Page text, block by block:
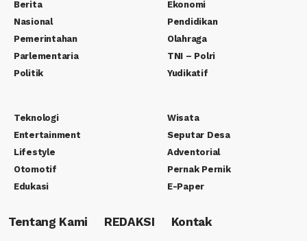
Berita
Nasional
Pemerintahan
Parlementaria
Politik
Ekonomi
Pendidikan
Olahraga
TNI – Polri
Yudikatif
Teknologi
Entertainment
Lifestyle
Otomotif
Edukasi
Wisata
Seputar Desa
Adventorial
Pernak Pernik
E-Paper
Tentang Kami REDAKSI Kontak